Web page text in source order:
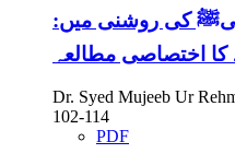
کی روشنی میں:
اختصاصی مطالعہ
Dr. Syed Mujeeb Ur
102-114
PDF